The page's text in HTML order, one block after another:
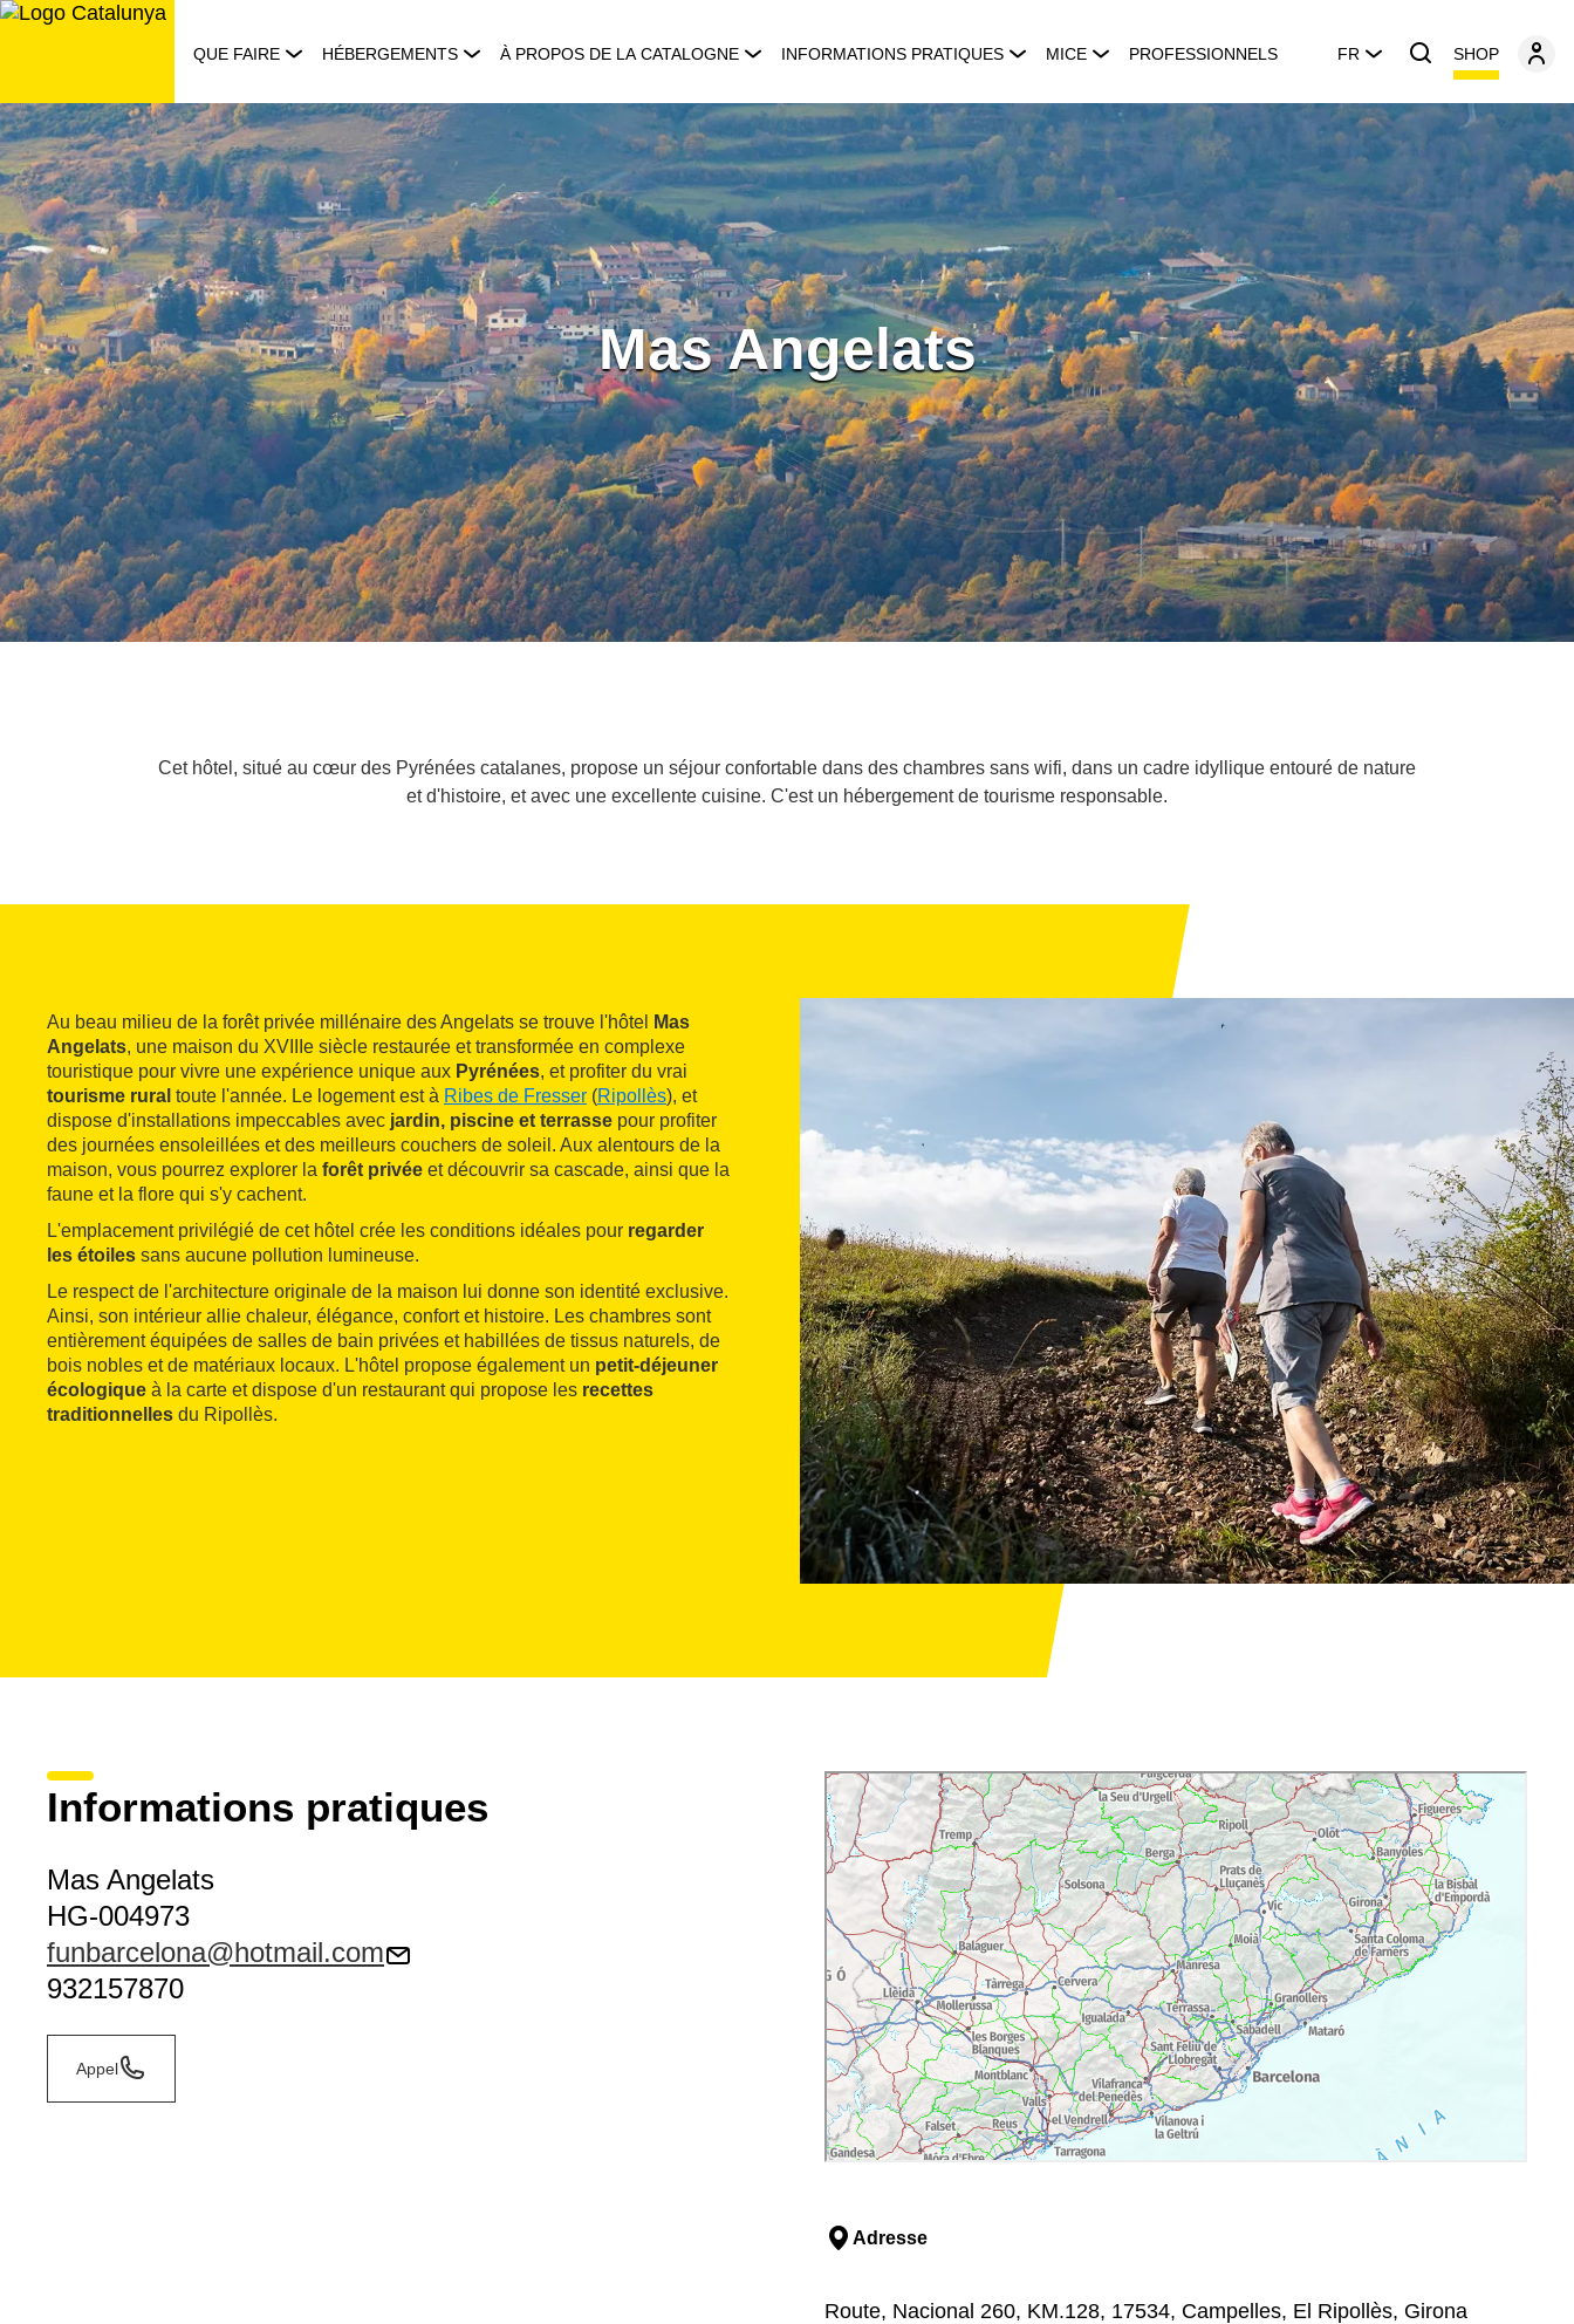
Aller
QUE FAIRE HÉBERGEMENTS À PROPOS DE LA CATALOGNE INFORMATIONS PRATIQUES MICE PROFESSIONNELS FR SHOP
Mas Angelats
Cet hôtel, situé au cœur des Pyrénées catalanes, propose un séjour confortable dans des chambres sans wifi, dans un cadre idyllique entouré de nature
et d'histoire, et avec une excellente cuisine. C'est un hébergement de tourisme responsable.
Au beau milieu de la forêt privée millénaire des Angelats se trouve l'hôtel
Mas
Angelats, une maison du XVIIIe siècle restaurée et transformée en complexe
touristique pour vivre une expérience unique aux Pyrénées, et profiter du vrai
tourisme rural toute l'année. Le logement est à Ribes de Fresser (Ripollès), et
dispose d'installations impeccables avec jardin, piscine et terrasse pour profiter
des journées ensoleillées et des meilleurs couchers de soleil. Aux alentours de la
maison, vous pourrez explorer la forêt privée et découvrir sa cascade, ainsi que la
faune et la flore qui s'y cachent.
L'emplacement privilégié de cet hôtel crée les conditions idéales pour regarder
les étoiles sans aucune pollution lumineuse.
Le respect de l'architecture originale de la maison lui donne son identité exclusive.
Ainsi, son intérieur allie chaleur, élégance, confort et histoire. Les chambres sont
entièrement équipées de salles de bain privées et habillées de tissus naturels, de
bois nobles et de matériaux locaux. L'hôtel propose également un petit-déjeuner
écologique à la carte et dispose d'un restaurant qui propose les recettes
traditionnelles du Ripollès.
Informations pratiques
Mas Angelats
HG-004973
funbarcelona@hotmail.com
932157870
Appel
Adresse
Route, Nacional 260, KM.128, 17534, Campelles, El Ripollès, Girona